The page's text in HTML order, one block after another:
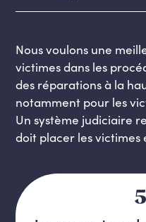
Nous voulons une
victimes dans les
des réparations à la
notamment pour les
Un système judiciaire
doit placer les victimes